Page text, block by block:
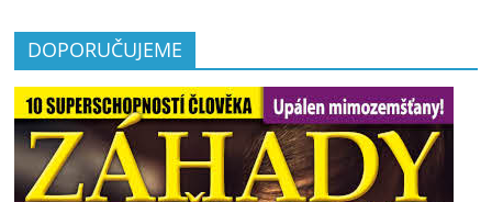
DOPORUČUJEME